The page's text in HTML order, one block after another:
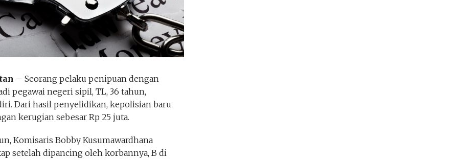
– Seorang pelaku penipuan dengan
pegawai negeri sipil, TL, 36 tahun,
Dari hasil penyelidikan, kepolisian baru
kerugian sebesar Rp 25 juta.
Komisaris Bobby Kusumawardhana
setelah dipancing oleh korbannya, B di